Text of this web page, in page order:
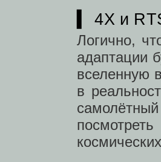
▍ 4X и
Логично,
адаптации
вселенную
в